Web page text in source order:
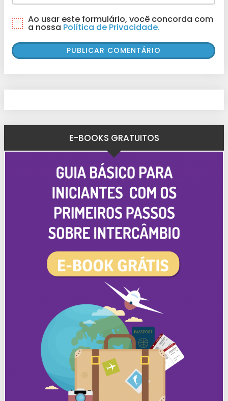
Ao usar este formulário, você concorda com
a nossa Política de Privacidade.
E-BOOKS GRATUITOS